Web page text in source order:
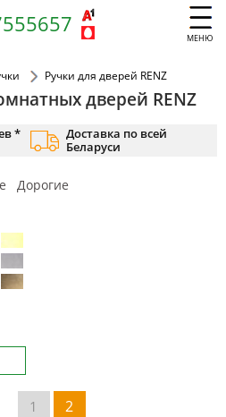
МЕНЮ
Ручки для дверей RENZ
дверей RENZ
*
Доставка по всей
Беларуси
Дорогие
1 2